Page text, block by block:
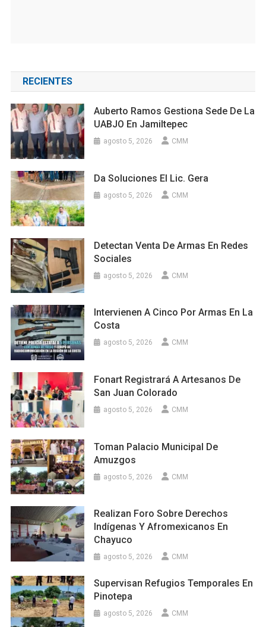
RECIENTES
Auberto Ramos Gestiona Sede De La
UABJO En Jamiltepec
agosto 5, 2026 CMM
Da Soluciones El Lic. Gera
agosto 5, 2026 CMM
Detectan Venta De Armas En Redes
Sociales
agosto 5, 2026 CMM
Intervienen A Cinco Por Armas En La
Costa
agosto 5, 2026 CMM
Fonart Registrará A Artesanos De
San Juan Colorado
agosto 5, 2026 CMM
Toman Palacio Municipal De
Amuzgos
agosto 5, 2026 CMM
Realizan Foro Sobre Derechos
Indígenas Y Afromexicanos En
Chayuco
agosto 5, 2026 CMM
Supervisan Refugios Temporales En
Pinotepa
agosto 5, 2026 CMM